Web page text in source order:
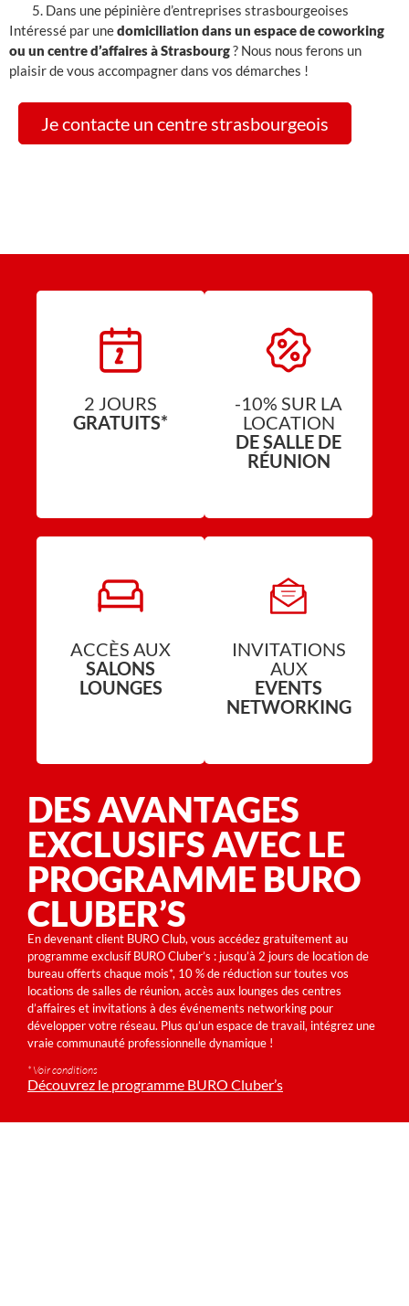
Dans une pépinière d’entreprises strasbourgeoises
Intéressé par unedomiciliation dans un espace de coworking
ou un centre d’affaires à Strasbourg? Nous nous ferons un
plaisir de vous accompagner dans vos démarches !
Je contacte un centre strasbourgeois
2 JOURS
GRATUITS*
-10% SUR LA
LOCATION
DE SALLE DE
RÉUNION
ACCÈS AUX
SALONS
LOUNGES
INVITATIONS
AUX
EVENTS
NETWORKING
DES AVANTAGES
EXCLUSIFS AVEC LE
PROGRAMME BURO
CLUBER’S
En devenant client BURO Club, vous accédez gratuitement au
programme exclusif BURO Cluber’s : jusqu’à 2 jours de location de
bureau offerts chaque mois*, 10 % de réduction sur toutes vos
locations de salles de réunion, accès aux lounges des centres
d’affaires et invitations à des événements networking pour
développer votre réseau. Plus qu’un espace de travail, intégrez une
vraie communauté professionnelle dynamique !
* Voir conditions
Découvrez le programme BURO Cluber’s